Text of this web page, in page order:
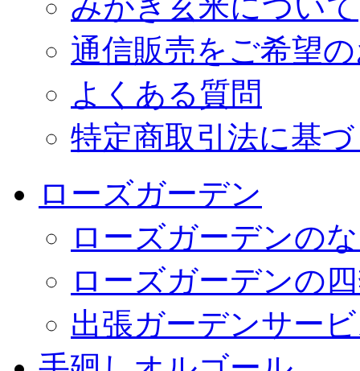
通信販売をご希望
よくある質問
特定商取引法に基
ローズガーデン
ローズガーデンの
ローズガーデンの
出張ガーデンサー